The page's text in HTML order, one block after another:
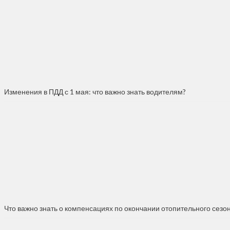
Изменения в ПДД с 1 мая: что важно знать водителям?
Что важно знать о компенсациях по окончании отопительного